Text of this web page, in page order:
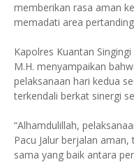
memberikan rasa aman
memadati area
Kapolres Kuantan Singingi
M.H. menyampaikan
pelaksanaan hari kedua
terkendali berkat sinergi
“Alhamdulillah,
Pacu Jalur berjalan
sama yang baik antara